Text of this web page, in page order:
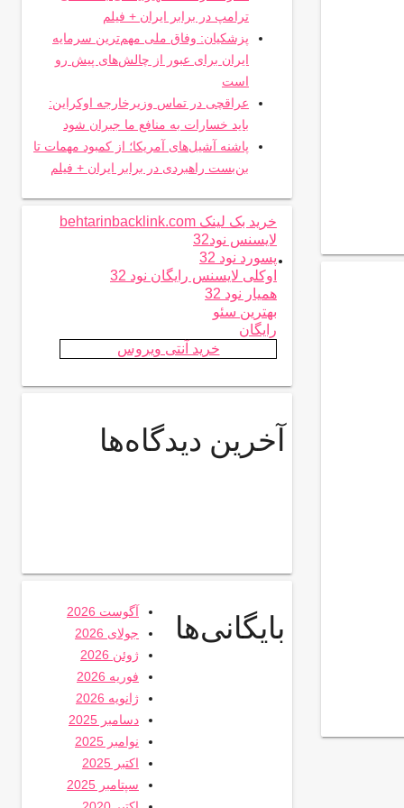
ترامپ در برابر ایران + فیلم
پزشکیان: وفاق ملی مهم‌ترین سرمایه
ایران برای عبور از چالش‌های پیش رو
است
عراقچی در تماس وزیرخارجه اوکراین:
باید خسارات به منافع ما جبران شود
پاشنه آشیل‌های آمریکا؛ از کمبود مهمات تا
بن‌بست راهبردی در برابر ایران + فیلم
.
خرید بک لینک behtarinbacklink.com
لایسنس نود32
پسورد نود 32
اوکلی لایسنس رایگان نود 32
همیار نود 32
بهترین سئو
رایگان
خرید آنتی ویروس
آخرین دیدگاه‌ها
بایگانی‌ها
آگوست 2026
جولای 2026
ژوئن 2026
فوریه 2026
ژانویه 2026
دسامبر 2025
نوامبر 2025
اکتبر 2025
سپتامبر 2025